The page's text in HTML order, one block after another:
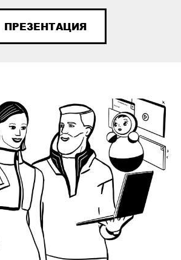
ПРЕЗЕНТАЦИЯ